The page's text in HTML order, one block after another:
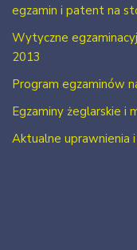
egzamin i patent na
Wytyczne
2013
Program egzaminów
Egzaminy żeglarskie i
Aktualne uprawnienia